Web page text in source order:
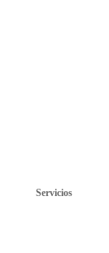
Servicios